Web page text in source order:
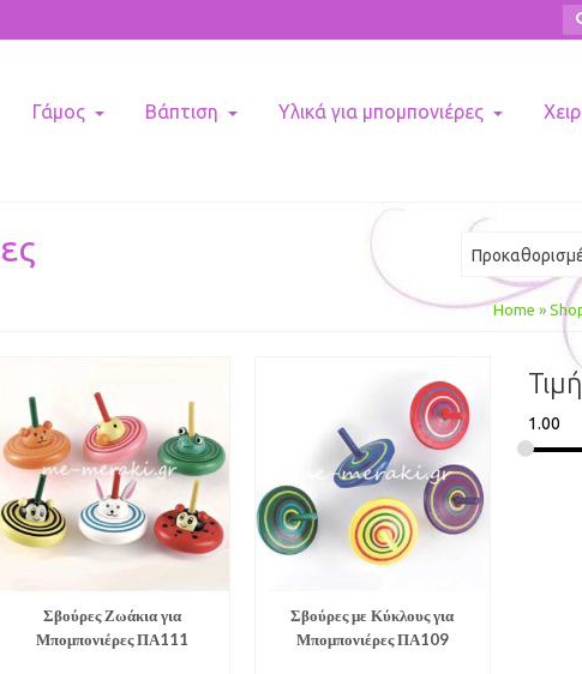
Γάμος Βάπτιση Υλικά για μπομπονιέρες
Home »
Σβούρες Ζωάκια για
Μπομπονιέρες ΠΑ111
Σβούρες με Κύκλους για
Μπομπονιέρες ΠΑ109
Τιμή
1.00